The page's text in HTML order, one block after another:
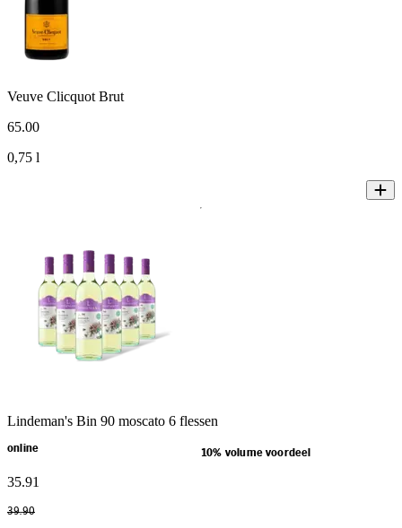
Veuve Clicquot Brut
65.00
0,75 l
Lindeman's Bin 90 moscato 6 flessen
online 10% volume voordeel
35.91
39.90